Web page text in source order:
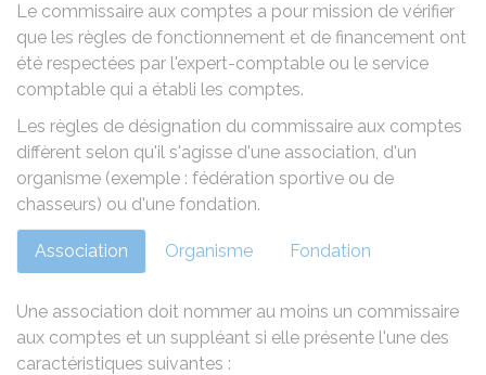
Le commissaire aux comptes a pour mission de vérifier
que les règles de fonctionnement et de financement ont
été respectées par l'expert-comptable ou le service
comptable qui a établi les comptes.
Les règles de désignation du commissaire aux comptes
diffèrent selon qu'il s'agisse d'une association, d'un
organisme (exemple : fédération sportive ou de
chasseurs) ou d'une fondation.
Association Organisme Fondation
Une association doit nommer au moins un commissaire
aux comptes et un suppléant si elle présente l'une des
caractéristiques suivantes :